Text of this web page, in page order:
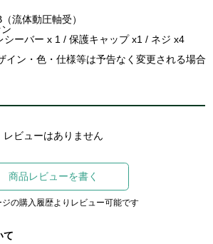
流体動圧軸受）
ーバー x 1 / 保護キャップ x1 / ネジ x4
ン・色・仕様等は予告なく変更される場合
レビューはありません
商品レビューを書く
ジの購入履歴よりレビュー可能です
て